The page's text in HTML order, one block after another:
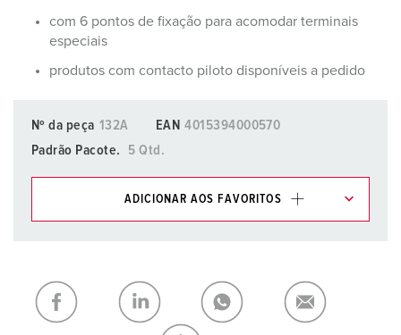
com 6 pontos de fixação para acomodar terminais
especiais
produtos com contacto piloto disponíveis a pedido
Nº da peça 132A EAN 4015394000570
Padrão Pacote.
5 Qtd.
ADICIONAR AOS FAVORITOS
Minha lista (0) ADICIONAR
CRIAR UMA NOVA LISTA